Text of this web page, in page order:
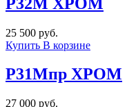
25 500 руб.
Купить В корзине
Р31Мпр ХРОМ
27 000 руб.